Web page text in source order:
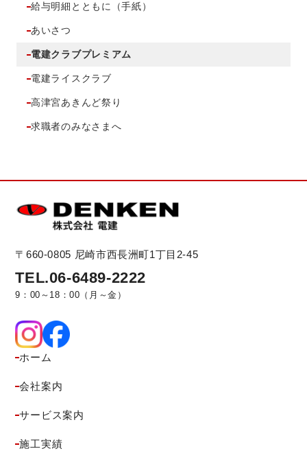
給与明細とともに（手紙）
あいさつ
電建クラブプレミアム
電建ライスクラブ
高津宮あきんど祭り
求職者のみなさまへ
〒660-0805 尼崎市西長洲町1丁目2-45
TEL.06-6489-2222
9：00～18：00（月～金）
ホーム
会社案内
サービス案内
施工実績